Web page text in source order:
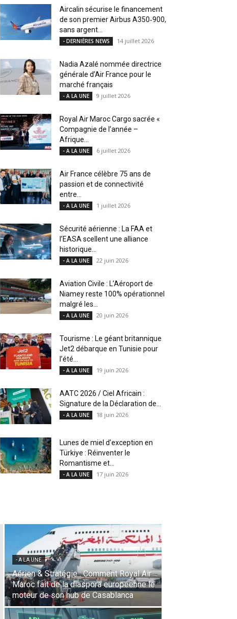
Aircalin sécurise le financement
de son premier Airbus A350‑900,
sans argent...
- DERNIÈRES NEWS 14 juillet 2026
Nadia Azalé nommée directrice
générale d’Air France pour le
marché français
- A LA UNE 9 juillet 2026
Royal Air Maroc Cargo sacrée «
Compagnie de l’année –
Afrique...
- A LA UNE 6 juillet 2026
Air France célèbre 75 ans de
passion et de connectivité
entre...
- A LA UNE 1 juillet 2026
Sécurité aérienne : La FAA et
l’EASA scellent une alliance
historique...
- A LA UNE 22 juin 2026
Aviation Civile : L’Aéroport de
Niamey reste 100% opérationnel
malgré les...
- A LA UNE 20 juin 2026
Tourisme : Le géant britannique
Jet2 débarque en Tunisie pour
l’été...
- A LA UNE 19 juin 2026
AATC 2026 / Ciel Africain :
Signature de la Déclaration de...
- A LA UNE 18 juin 2026
Lunes de miel d’exception en
Türkiye : Réinventer le
Romantisme et...
- A LA UNE 17 juin 2026
- A LA UNE
Une Révolution Stratégique à l’IATA :
Saadia Zahidi nommée Directrice
Générale